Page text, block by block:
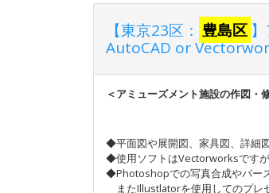
【東京23区： 豊島区
AutoCAD or
＜アミューズメント施設の作図・
◆平面図や展開図、家具図、詳細
◆使用ソフトはVectorworksです
◆Photoshopでの写真合成やパー
またIllustlatorを使用してのプレ